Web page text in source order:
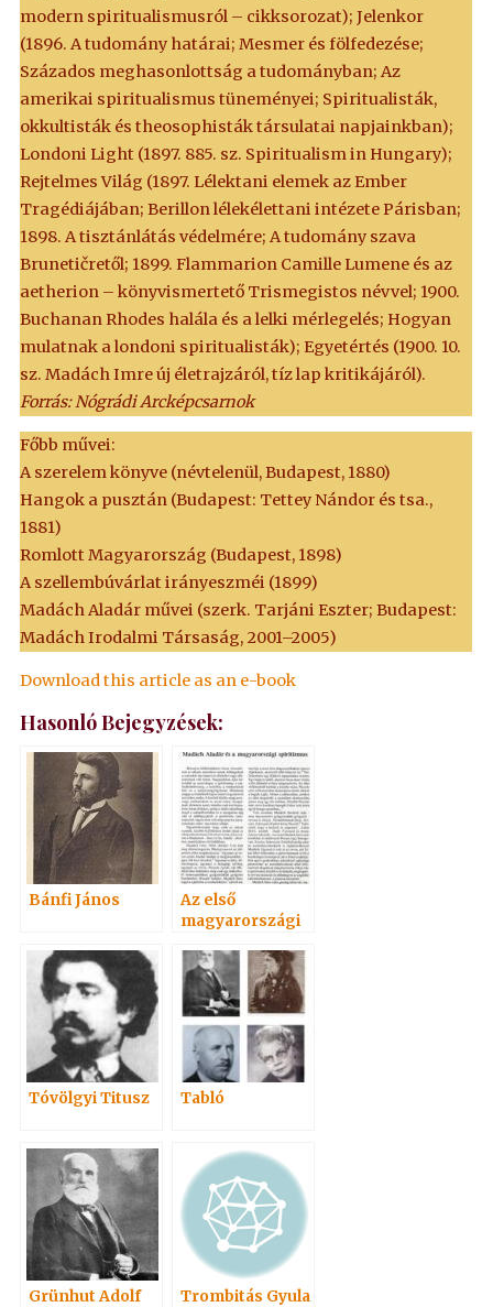
modern spiritualismusról – cikksorozat); Jelenkor
(1896. A tudomány határai; Mesmer és fölfedezése;
Százados meghasonlottság a tudományban; Az
amerikai spiritualismus tüneményei; Spiritualisták,
okkultisták és theosophisták társulatai napjainkban);
Londoni Light (1897. 885. sz. Spiritualism in Hungary);
Rejtelmes Világ (1897. Lélektani elemek az Ember
Tragédiájában; Berillon lélekélettani intézete Párisban;
1898. A tisztánlátás védelmére; A tudomány szava
Brunetičretől; 1899. Flammarion Camille Lumene és az
aetherion – könyvismertető Trismegistos névvel; 1900.
Buchanan Rhodes halála és a lelki mérlegelés; Hogyan
mulatnak a londoni spiritualisták); Egyetértés (1900. 10.
sz. Madách Imre új életrajzáról, tíz lap kritikájáról).
Forrás: Nógrádi Arcképcsarnok
Főbb művei:
A szerelem könyve (névtelenül, Budapest, 1880)
Hangok a pusztán (Budapest: Tettey Nándor és tsa.,
1881)
Romlott Magyarország (Budapest, 1898)
A szellembúvárlat irányeszméi (1899)
Madách Aladár művei (szerk. Tarjáni Eszter; Budapest:
Madách Irodalmi Társaság, 2001–2005)
Download this article as an e-book
Hasonló Bejegyzések:
Bánfi János
Az első
magyarországi
egylet
Tóvölgyi Titusz Tabló
Grünhut Adolf
Trombitás Gyula